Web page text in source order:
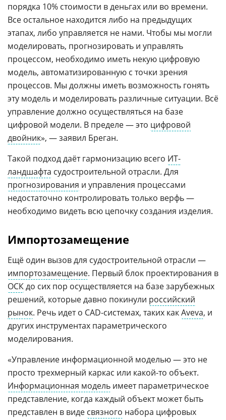
порядка 10% стоимости в деньгах или во времени.
Все остальное находится либо на предыдущих
этапах, либо управляется не нами. Чтобы мы могли
моделировать, прогнозировать и управлять
процессом, необходимо иметь некую цифровую
модель, автоматизированную с точки зрения
процессов. Мы должны иметь возможность гонять
эту модель и моделировать различные ситуации. Всё
управление должно осуществляться на базе
цифровой модели. В пределе — это цифровой
двойник», — заявил Бреган.
Такой подход даёт гармонизацию всего ИТ-
ландшафта судостроительной отрасли. Для
прогнозирования и управления процессами
недостаточно контролировать только верфь —
необходимо видеть всю цепочку создания изделия.
Импортозамещение
Ещё один вызов для судостроительной отрасли —
импортозамещение. Первый блок проектирования в
ОСКдо сих пор осуществляется на базе зарубежных
решений, которые давно покинули российский
рынок. Речь идет о CAD-системах, таких какAveva, и
других инструментах параметрического
моделирования.
«Управление информационной моделью — это не
просто трехмерный каркас или какой-то объект.
Информационная модель имеет параметрическое
представление, когда каждый объект может быть
представлен в виде связного набора цифровых